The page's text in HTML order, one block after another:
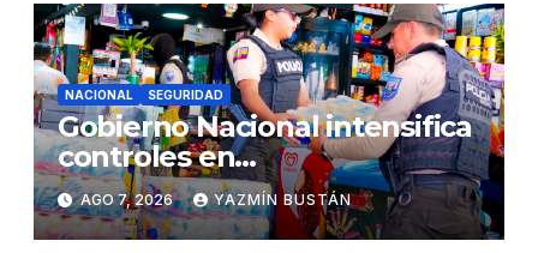
NACIONAL SEGURIDAD
Gobierno Nacional intensifica
controles en
establecimientos y espacios
públicos de Pichincha: 684
AGO 7, 2026 YAZMÍN BUSTÁN